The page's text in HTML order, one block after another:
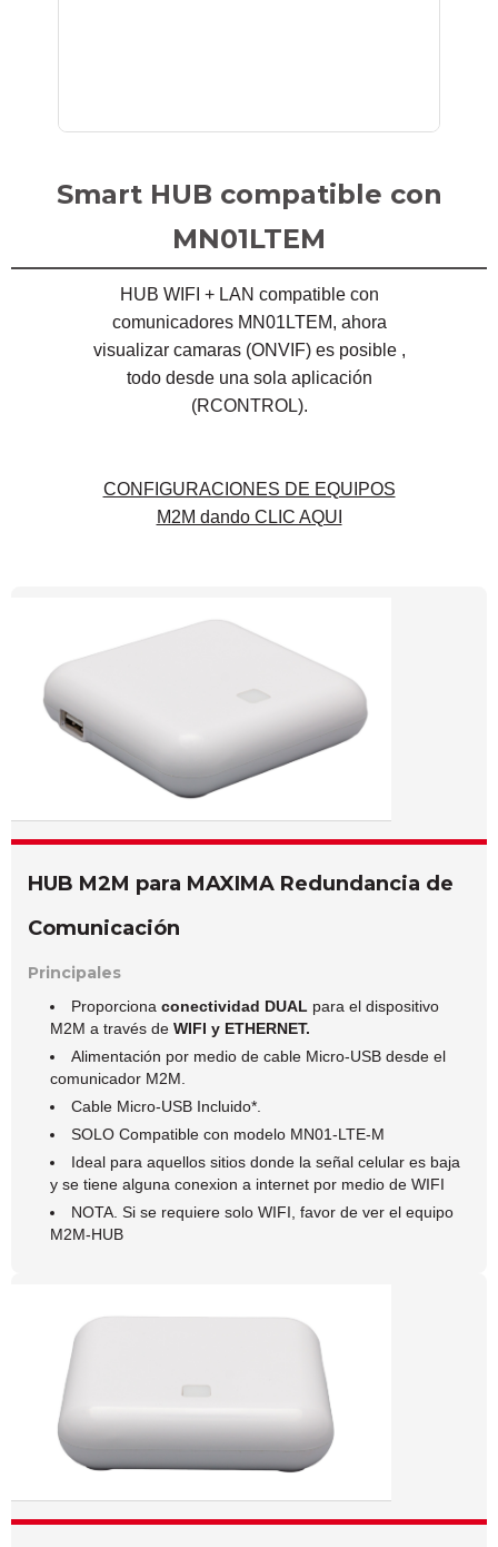
Smart HUB compatible con
MN01LTEM
HUB WIFI + LAN compatible con
comunicadores MN01LTEM, ahora
visualizar camaras (ONVIF) es posible ,
todo desde una sola aplicación
(RCONTROL).
CONFIGURACIONES DE EQUIPOS
M2M dando CLIC AQUI
HUB M2M para MAXIMA Redundancia de
Comunicación
Principales
Proporciona conectividad DUAL para el dispositivo
M2M a través de WIFI y ETHERNET.
Alimentación por medio de cable Micro-USB desde el
comunicador M2M.
Cable Micro-USB Incluido*.
SOLO Compatible con modelo MN01-LTE-M
Ideal para aquellos sitios donde la señal celular es baja
y se tiene alguna conexion a internet por medio de WIFI
NOTA. Si se requiere solo WIFI, favor de ver el equipo
M2M-HUB